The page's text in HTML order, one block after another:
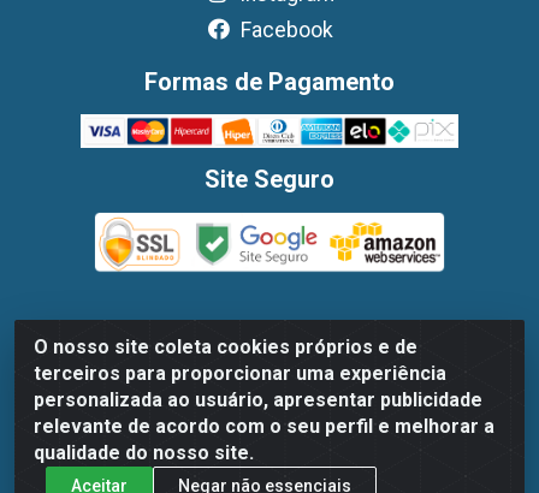
O nosso site coleta cookies próprios e de
terceiros para proporcionar uma experiência
personalizada ao usuário, apresentar publicidade
relevante de acordo com o seu perfil e melhorar a
qualidade do nosso site.
Aceitar Negar não essenciais
Facebook
Formas de Pagamento
Site Seguro
Dispan Distribuidora de Alimentos LTDA - Avenida Marechal
Mascarenhas De Moraes, 1048- Imbiribeira, Recife/PE - CEP
51.170-000 - CNPJ 30.779.584/0003-78